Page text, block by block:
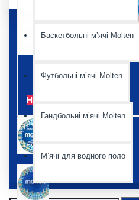
Баскетбольні мʼячі Molten
Футбольні мʼячі Molten
Гандбольні мʼячі Molten
Мʼячі для водного поло
Немає